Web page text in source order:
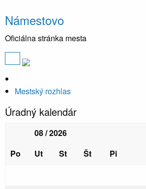
Námestovo
Oficiálna stránka mesta
Mestský rozhlas
Úradný kalendár
08 / 2026
Po
Ut St Št Pi